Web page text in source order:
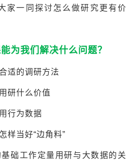
家一同探讨怎么做研究更有价
为我们解决什么问题？
适的调研方法
研什么价值
行为数据
样当好“边角料”
础工作定量用研与大数据的关